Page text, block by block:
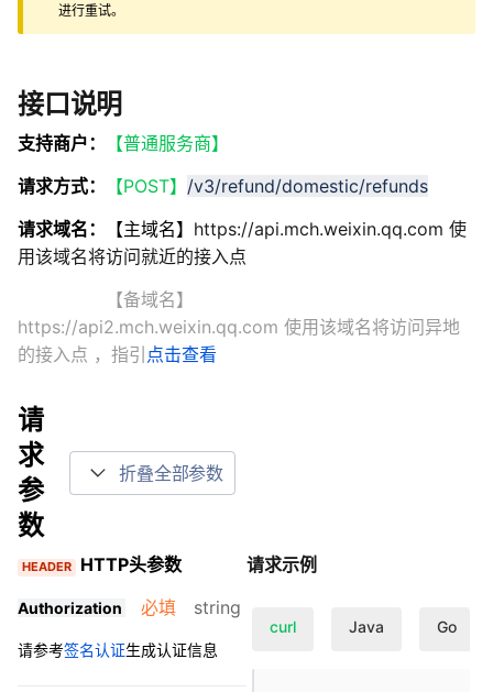
进行重试。
接口说明
支持商户：
【普通服务商】
请求方式：
【POST】 /v3/refund/domestic/refunds
请求域名：
【主域名】 https://api.mch.weixin.qq.com 使
用该域名将访问就近的接入点
【备域名】
https://api2.mch.weixin.qq.com 使用该域名将访问异地
的接入点 ，指引 点击查看
请
求
参
数
折叠全部参数
HEADER HTTP头参数
Authorization 必填 string
请参考签名认证生成认证信息
请求示例
curl Java Go